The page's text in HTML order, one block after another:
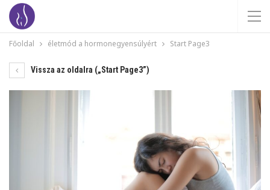
Főoldal életmód a hormonegyensúlyért Start Page3
Vissza az oldalra („Start Page3”)